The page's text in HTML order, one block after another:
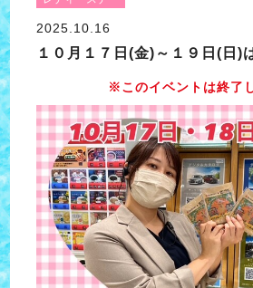
2025.10.16
１０月１７日(金)～１９日(日)
※このイベントは終了